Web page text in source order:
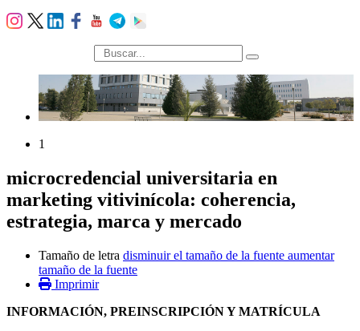
búsqueda
1
microcredencial universitaria en
marketing vitivinícola: coherencia,
estrategia, marca y mercado
Tamaño de letra disminuir el tamaño de la fuente aumentar
tamaño de la fuente
Imprimir
INFORMACIÓN, PREINSCRIPCIÓN Y MATRÍCULA